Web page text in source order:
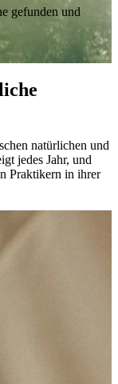
gefunden und
natürlichen und
jedes Jahr, und
Praktikern in ihrer